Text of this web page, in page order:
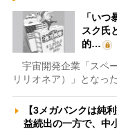
「い
スク氏
的…
宇宙開発企業「スペ
リリオネア）」となっ
【3メガバンクは純
益続出の一方で、中